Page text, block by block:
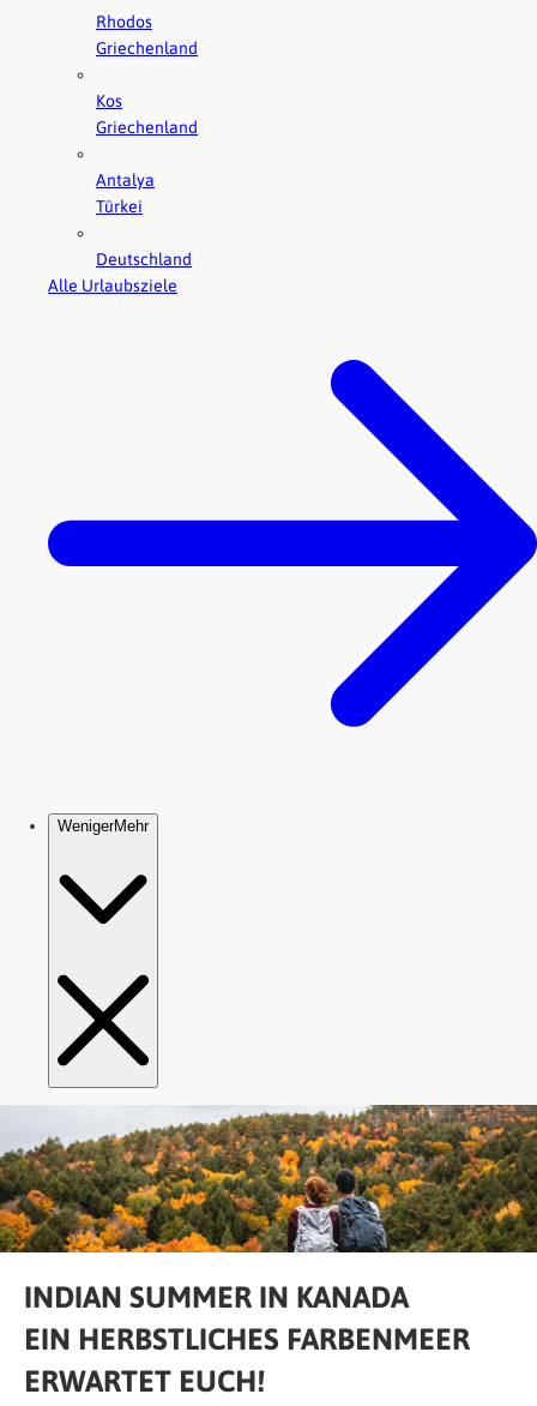
INDIAN SUMMER IN KANADA
EIN HERBSTLICHES FARBENMEER
ERWARTET EUCH!